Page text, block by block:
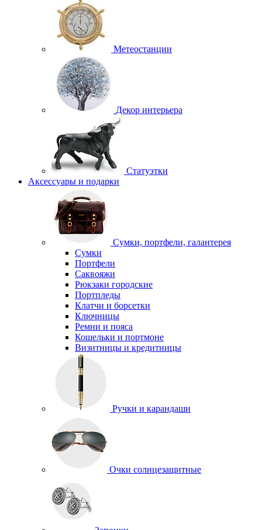
Метеостанции
Декор интерьера
Статуэтки
Аксессуары и подарки
Сумки, портфели, галантерея
Сумки
Портфели
Саквояжи
Рюкзаки городские
Портпледы
Клатчи и борсетки
Ключницы
Ремни и пояса
Кошельки и портмоне
Визитницы и кредитницы
Ручки и карандаши
Очки солнцезащитные